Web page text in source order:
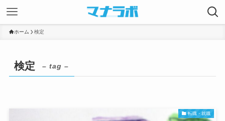
ホーム 検定
検定 – tag –
転職・就職